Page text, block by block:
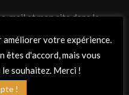
mail et mon site dans le
améliorer votre expérience.
êtes d'accord, mais vous
souhaitez. Merci !
!